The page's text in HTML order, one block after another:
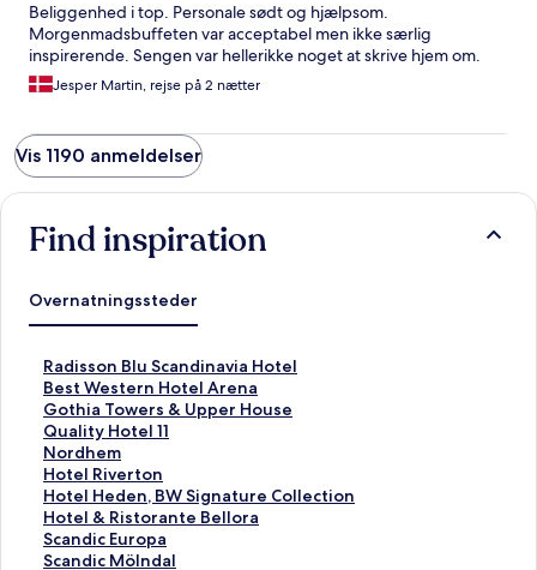
Beliggenhed i top. Personale sødt og hjælpsom.
Morgenmadsbuffeten var acceptabel men ikke særlig
inspirerende. Sengen var hellerikke noget at skrive hjem om.
Jesper Martin, rejse på 2 nætter
Vis 1190 anmeldelser
Find inspiration
Overnatningssteder
Radisson Blu Scandinavia Hotel
L
i
n
k
å
b
n
e
r
d
Best Western Hotel Arena
L
i
n
k
å
b
n
e
r
Gothia Towers & Upper House
L
i
n
k
å
b
n
e
Quality Hotel 11
L
i
n
k
å
b
n
Nordhem
L
i
n
k
å
b
Hotel Riverton
L
i
n
k
å
Hotel Heden, BW Signature Collection
L
i
n
k
Hotel & Ristorante Bellora
L
i
n
Scandic Europa
L
iScandic Mölndal
L